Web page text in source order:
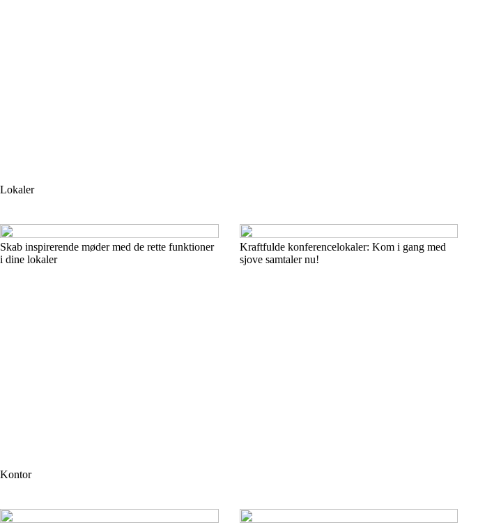
Lokaler
Skab inspirerende møder med de rette funktioner
i dine lokaler
Kraftfulde konferencelokaler: Kom i gang med
sjove samtaler nu!
Kontor